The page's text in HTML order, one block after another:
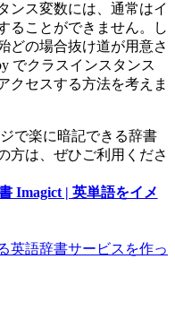
ンス変数には、通常はイ
ることができません。し
どの場合抜け道が用意さ
でクラスインスタンス
クセスする方法を考えま
で楽に暗記できる辞書
方は、ぜひご利用くださ
Imagict | 英単語をイメ
英語辞書サービスを作っ